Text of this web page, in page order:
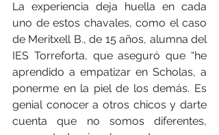
La experiencia deja huella en cada
uno de estos chavales, como el caso
de Meritxell B., de 15 años, alumna del
IES Torreforta, que aseguró que “he
aprendido a empatizar en Scholas, a
ponerme en la piel de los demás. Es
genial conocer a otros chicos y darte
cuenta que no somos diferentes,